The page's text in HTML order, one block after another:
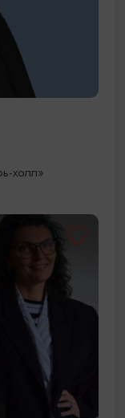
холл»